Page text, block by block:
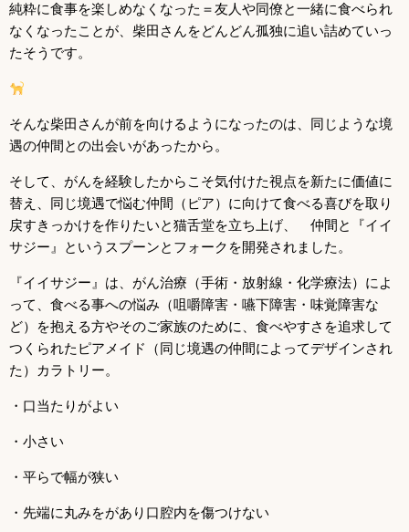
純粋に食事を楽しめなくなった＝友人や同僚と一緒に食べられ
なくなったことが、柴田さんをどんどん孤独に追い詰めていっ
たそうです。
そんな柴田さんが前を向けるようになったのは、同じような境
遇の仲間との出会いがあったから。
そして、がんを経験したからこそ気付けた視点を新たに価値に
替え、同じ境遇で悩む仲間（ピア）に向けて食べる喜びを取り
戻すきっかけを作りたいと猫舌堂を立ち上げ、 仲間と『イイ
サジー』というスプーンとフォークを開発されました。
『イイサジー』は、がん治療（手術・放射線・化学療法）によ
って、食べる事への悩み（咀嚼障害・嚥下障害・味覚障害な
ど）を抱える方やそのご家族のために、食べやすさを追求して
つくられたピアメイド（同じ境遇の仲間によってデザインされ
た）カラトリー。
・口当たりがよい
・小さい
・平らで幅が狭い
・先端に丸みをがあり口腔内を傷つけない